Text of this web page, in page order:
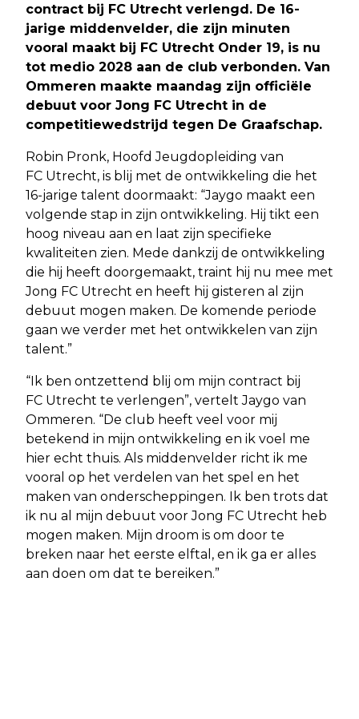
contract bij FC Utrecht verlengd. De 16-
jarige middenvelder, die zijn minuten
vooral maakt bij FC Utrecht Onder 19, is nu
tot medio 2028 aan de club verbonden. Van
Ommeren maakte maandag zijn officiële
debuut voor Jong FC Utrecht in de
competitiewedstrijd tegen De Graafschap.
Robin Pronk, Hoofd Jeugdopleiding van
FC Utrecht, is blij met de ontwikkeling die het
16-jarige talent doormaakt: “Jaygo maakt een
volgende stap in zijn ontwikkeling. Hij tikt een
hoog niveau aan en laat zijn specifieke
kwaliteiten zien. Mede dankzij de ontwikkeling
die hij heeft doorgemaakt, traint hij nu mee met
Jong FC Utrecht en heeft hij gisteren al zijn
debuut mogen maken. De komende periode
gaan we verder met het ontwikkelen van zijn
talent.”
“Ik ben ontzettend blij om mijn contract bij
FC Utrecht te verlengen”, vertelt Jaygo van
Ommeren. “De club heeft veel voor mij
betekend in mijn ontwikkeling en ik voel me
hier echt thuis. Als middenvelder richt ik me
vooral op het verdelen van het spel en het
maken van onderscheppingen. Ik ben trots dat
ik nu al mijn debuut voor Jong FC Utrecht heb
mogen maken. Mijn droom is om door te
breken naar het eerste elftal, en ik ga er alles
aan doen om dat te bereiken.”